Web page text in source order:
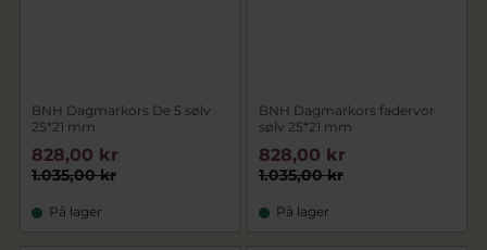
BNH Dagmarkors De 5 sølv
25*21 mm
1.035,00 kr
828,00 kr
På lager
BNH Dagmarkors fadervor
sølv 25*21 mm
1.035,00 kr
828,00 kr
På lager